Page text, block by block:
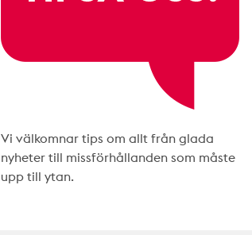
Vi välkomnar tips om allt från glada
nyheter till missförhållanden som måste
upp till ytan.